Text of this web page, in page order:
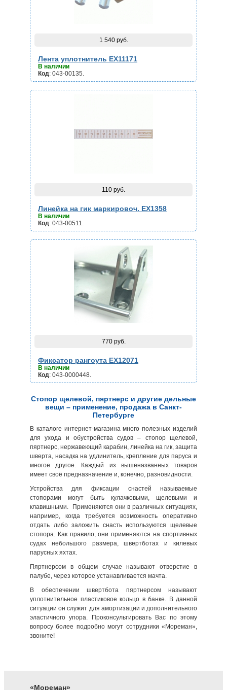
Лента уплотнитель EX11171
В наличии
Код: 043-00135.
1 540 руб.
Линейка на гик маркировоч. EX1358
В наличии
Код: 043-00511.
110 руб.
Фиксатор рангоута EX12071
В наличии
Код: 043-0000448.
770 руб.
Стопор щелевой, пяртнерс и другие дельные
вещи – применение, продажа в Санкт-
Петербурге
В каталоге интернет-магазина много полезных изделий
для ухода и обустройства судов – стопор щелевой,
пяртнерс, нержавеющий карабин, линейка на гик, защита
шверта, насадка на удлинитель, крепление для паруса и
многое другое. Каждый из вышеназванных товаров
имеет своё предназначение и, конечно, разновидности.
Устройства для фиксации снастей называемые
стопорами могут быть кулачковыми, щелевыми и
клавишными. Применяются они в различных ситуациях,
например, когда требуется возможность оперативно
отдать либо заложить снасть используются щелевые
стопора. Как правило, они применяются на спортивных
судах небольшого размера, швертботах и килевых
парусных яхтах.
Пяртнерсом в общем случае называют отверстие в
палубе, через которое устанавливается мачта.
В обеспечении швертбота пяртнерсом называют
уплотнительное пластиковое кольцо в банке. В данной
ситуации он служит для амортизации и дополнительного
эластичного упора. Проконсультировать Вас по этому
вопросу более подробно могут сотрудники «Мореман»,
звоните!
«Мореман»